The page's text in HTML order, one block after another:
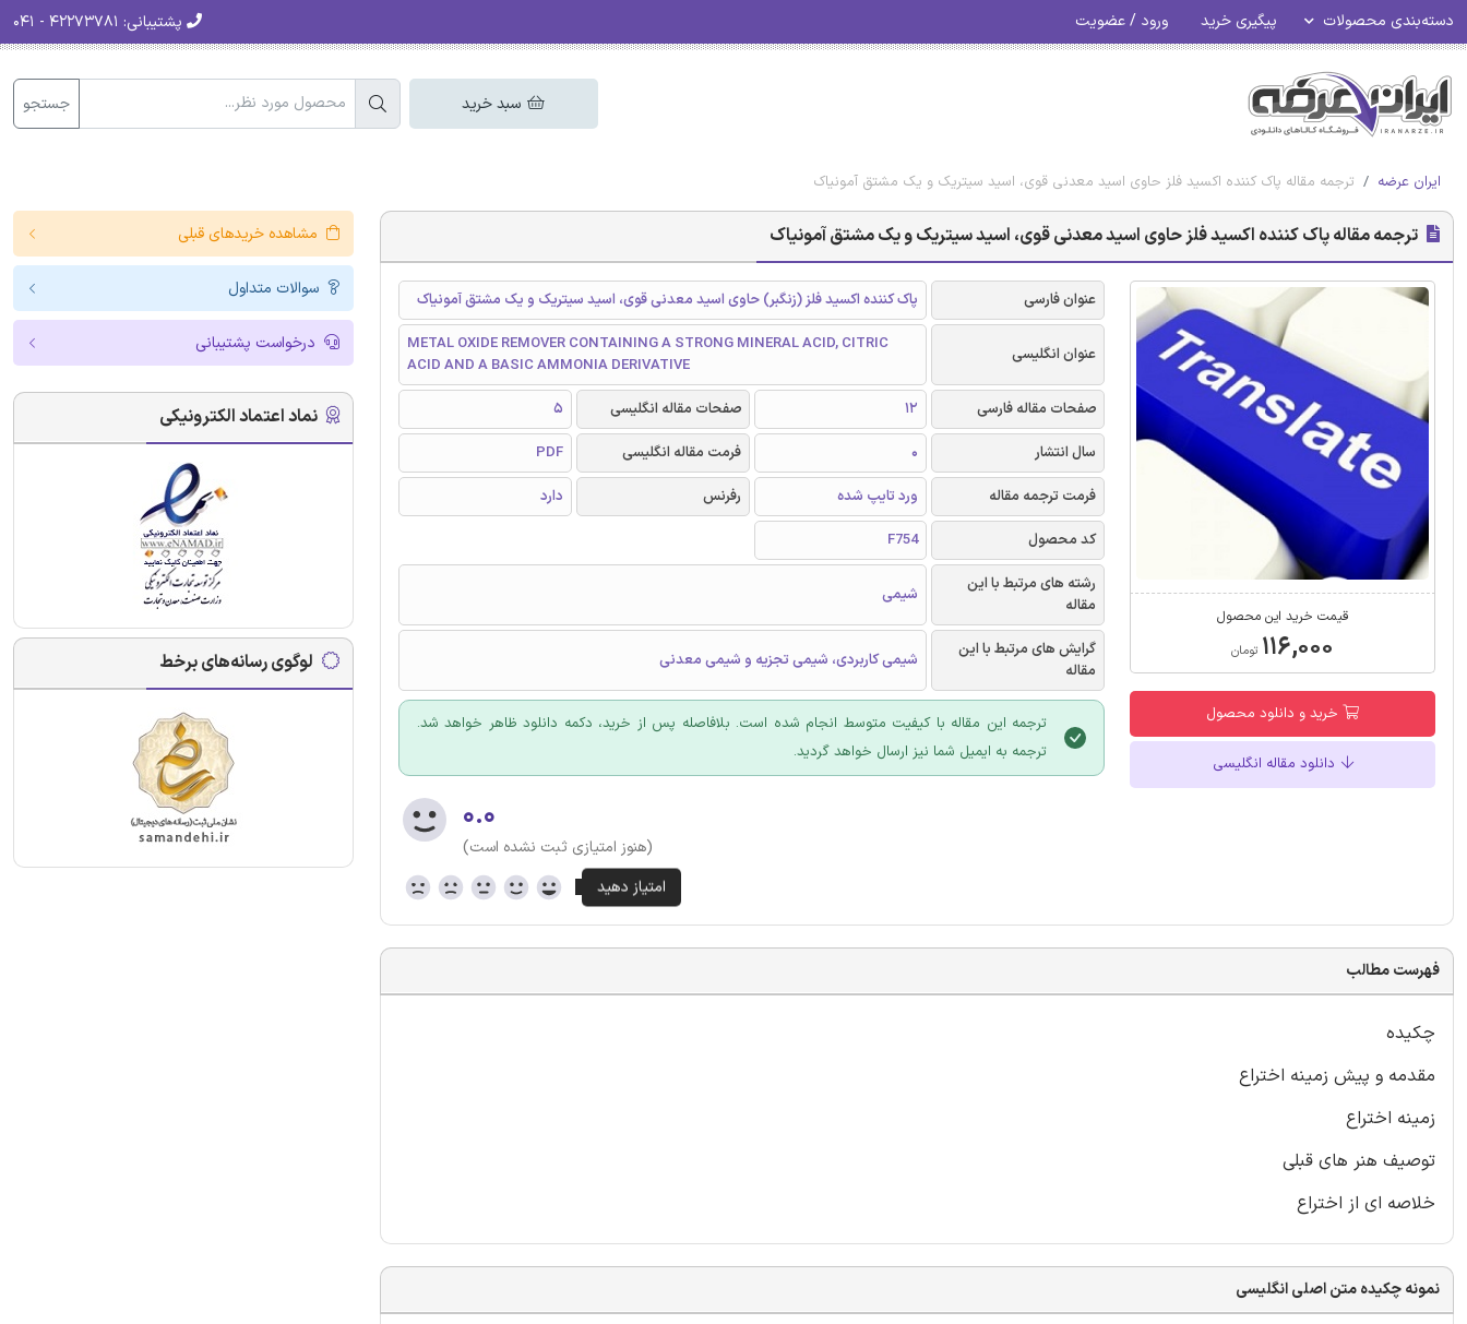
دسته‌بندی محصولات پیگیری خرید ورود / عضویت پشتیبانی:
سبد خرید جستجو
ایران عرضه ترجمه مقاله پاک کننده اکسید فلز حاوی اسید معدنی قوی، اسید سیتریک و یک مشتق آمونیاک
ترجمه مقاله پاک کننده اکسید فلز حاوی اسید معدنی قوی، اسید سیتریک و یک مشتق آمونیاک
قیمت خرید این محصول
۱۱۶,۰۰۰ تومان
خرید و دانلود محصول
دانلود مقاله انگلیسی
عنوان فارسی پاک کننده اکسید فلز (زنگبر) حاوی اسید معدنی قوی، اسید سیتریک و یک مشتق آمونیاک
عنوان انگلیسی
METAL OXIDE REMOVER CONTAINING A STRONG MINERAL ACID, CITRIC
ACID AND A BASIC AMMONIA DERIVATIVE
صفحات مقاله فارسی
12 صفحات مقاله انگلیسی
5
سال انتشار
0 فرمت مقاله انگلیسی
PDF
فرمت ترجمه مقاله
ورد تایپ شده رفرنس
دارد
کد محصول
F754
رشته های مرتبط با این
مقاله
شیمی
گرایش های مرتبط با این
مقاله
شیمی کاربردی، شیمی تجزیه و شیمی معدنی
ترجمه این مقاله با کیفیت متوسط انجام شده است. بلافاصله پس از خرید، دکمه دانلود ظاهر خواهد شد.
ترجمه به ایمیل شما نیز ارسال خواهد گردید.
۰.۰
(هنوز امتیازی ثبت نشده است)
فهرست مطالب
چکیده
مقدمه و پیش زمینه اختراع
زمینه اختراع
توصیف هنر های قبلی
خلاصه ای از اختراع
نمونه چکیده متن اصلی انگلیسی
مشاهده خریدهای قبلی
سوالات متداول
درخواست پشتیبانی
نماد اعتماد الکترونیکی
لوگوی رسانه‌های برخط